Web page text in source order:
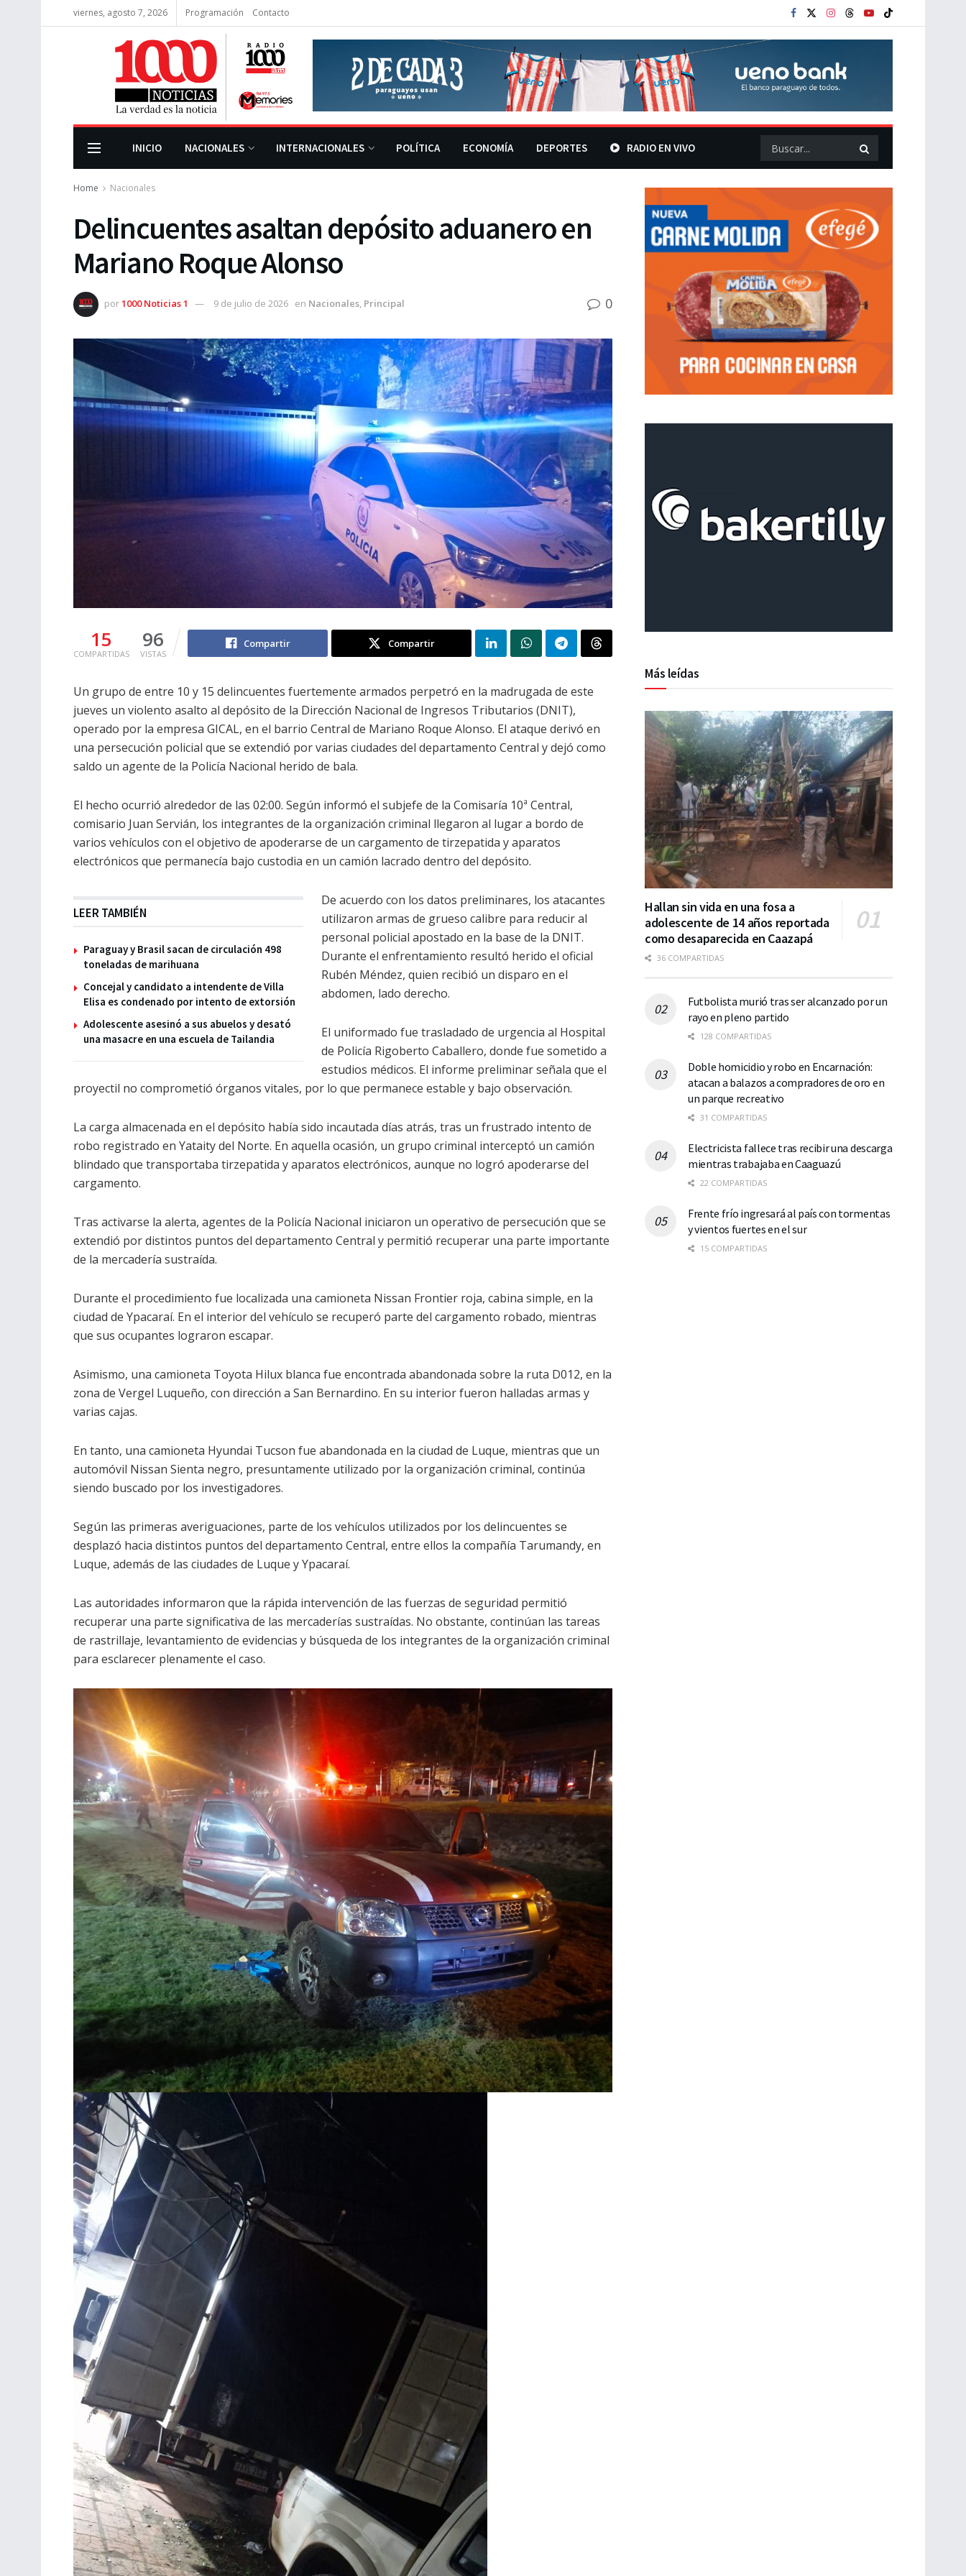
viernes, agosto 7, 2026 Programación Contacto
INICIO NACIONALES INTERNACIONALES POLÍTICA ECONOMÍA DEPORTES RADIO EN VIVO
Home Nacionales
Delincuentes asaltan depósito aduanero en
Mariano Roque Alonso
por1000 Noticias 1 9 de julio de 2026 en Nacionales, Principal 0
15
COMPARTIDAS
96
VISTAS
Compartir Compartir
Un grupo de entre 10 y 15 delincuentes fuertemente armados perpetró en la madrugada de este
jueves un violento asalto al depósito de la Dirección Nacional de Ingresos Tributarios (DNIT),
operado por la empresa GICAL, en el barrio Central de Mariano Roque Alonso. El ataque derivó en
una persecución policial que se extendió por varias ciudades del departamento Central y dejó como
saldo un agente de la Policía Nacional herido de bala.
El hecho ocurrió alrededor de las 02:00. Según informó el subjefe de la Comisaría 10ª Central,
comisario Juan Servián, los integrantes de la organización criminal llegaron al lugar a bordo de
varios vehículos con el objetivo de apoderarse de un cargamento de tirzepatida y aparatos
electrónicos que permanecía bajo custodia en un camión lacrado dentro del depósito.
LEER TAMBIÉN
Paraguay y Brasil sacan de circulación 498
toneladas de marihuana
Concejal y candidato a intendente de Villa
Elisa es condenado por intento de extorsión
Adolescente asesinó a sus abuelos y desató
una masacre en una escuela de Tailandia
De acuerdo con los datos preliminares, los atacantes
utilizaron armas de grueso calibre para reducir al
personal policial apostado en la base de la DNIT.
Durante el enfrentamiento resultó herido el oficial
Rubén Méndez, quien recibió un disparo en el
abdomen, lado derecho.
El uniformado fue trasladado de urgencia al Hospital
de Policía Rigoberto Caballero, donde fue sometido a
estudios médicos. El informe preliminar señala que el
proyectil no comprometió órganos vitales, por lo que permanece estable y bajo observación.
La carga almacenada en el depósito había sido incautada días atrás, tras un frustrado intento de
robo registrado en Yataity del Norte. En aquella ocasión, un grupo criminal interceptó un camión
blindado que transportaba tirzepatida y aparatos electrónicos, aunque no logró apoderarse del
cargamento.
Tras activarse la alerta, agentes de la Policía Nacional iniciaron un operativo de persecución que se
extendió por distintos puntos del departamento Central y permitió recuperar una parte importante
de la mercadería sustraída.
Durante el procedimiento fue localizada una camioneta Nissan Frontier roja, cabina simple, en la
ciudad de Ypacaraí. En el interior del vehículo se recuperó parte del cargamento robado, mientras
que sus ocupantes lograron escapar.
Asimismo, una camioneta Toyota Hilux blanca fue encontrada abandonada sobre la ruta D012, en la
zona de Vergel Luqueño, con dirección a San Bernardino. En su interior fueron halladas armas y
varias cajas.
En tanto, una camioneta Hyundai Tucson fue abandonada en la ciudad de Luque, mientras que un
automóvil Nissan Sienta negro, presuntamente utilizado por la organización criminal, continúa
siendo buscado por los investigadores.
Según las primeras averiguaciones, parte de los vehículos utilizados por los delincuentes se
desplazó hacia distintos puntos del departamento Central, entre ellos la compañía Tarumandy, en
Luque, además de las ciudades de Luque y Ypacaraí.
Las autoridades informaron que la rápida intervención de las fuerzas de seguridad permitió
recuperar una parte significativa de las mercaderías sustraídas. No obstante, continúan las tareas
de rastrillaje, levantamiento de evidencias y búsqueda de los integrantes de la organización criminal
para esclarecer plenamente el caso.
Más leídas
Hallan sin vida en una fosa a
adolescente de 14 años reportada
como desaparecida en Caazapá
36 COMPARTIDAS
Futbolista murió tras ser alcanzado por un
rayo en pleno partido
128 COMPARTIDAS
Doble homicidio y robo en Encarnación:
atacan a balazos a compradores de oro en
un parque recreativo
31 COMPARTIDAS
Electricista fallece tras recibir una descarga
mientras trabajaba en Caaguazú
22 COMPARTIDAS
Frente frío ingresará al país con tormentas
y vientos fuertes en el sur
15 COMPARTIDAS